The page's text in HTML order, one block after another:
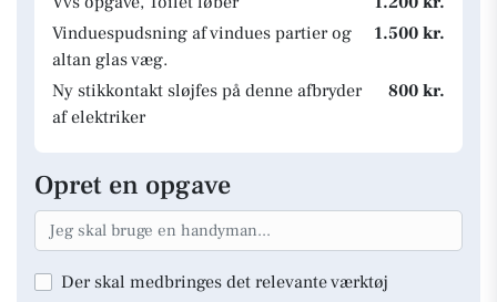
Vinduespudsning af vindues partier og
altan glas væg.
1.500 kr.
Ny stikkontakt sløjfes på denne afbryder
af elektriker
800 kr.
Opret en opgave
Der skal medbringes det relevante værktøj